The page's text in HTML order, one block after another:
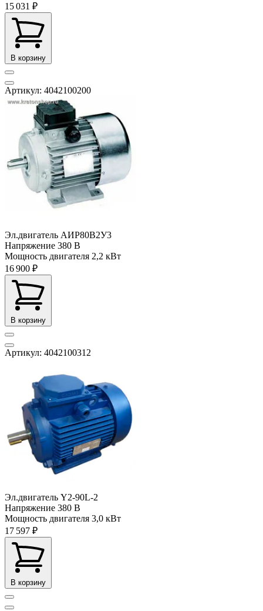
15 031 ₽
В корзину
Артикул: 4042100200
Эл.двигатель АИР80В2У3
Напряжение 380 В
Мощность двигателя 2,2 кВт
16 900 ₽
В корзину
Артикул: 4042100312
Эл.двигатель Y2-90L-2
Напряжение 380 В
Мощность двигателя 3,0 кВт
17 597 ₽
В корзину